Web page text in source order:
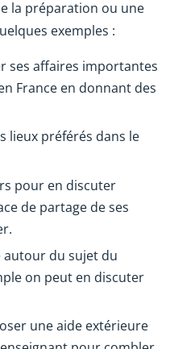
la préparation ou une
exemples :
ses affaires importantes
France en donnant des
lieux préférés dans le
pour en discuter
de partage de ses
autour du sujet du
on peut en discuter
une aide extérieure